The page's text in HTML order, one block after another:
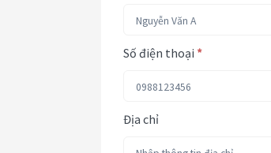
Số điện thoại *
Địa chỉ